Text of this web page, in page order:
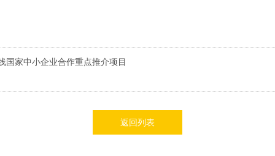
国家中小企业合作重点推介项目
返回列表